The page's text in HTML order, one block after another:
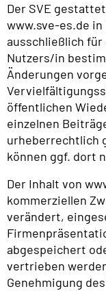
Der SVE
www.sve-es.de
ausschließlich
Nutzers/in
Änderungen
öffentlichen
einzelnen
urheberrechtlich
können ggf. dort
Der Inhalt von
kommerziellen
verändert,
abgespeichert
vertrieben
Genehmigung